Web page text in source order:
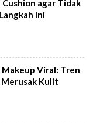
Cushion agar Tidak
Ini
Makeup Viral: Tren
Kulit